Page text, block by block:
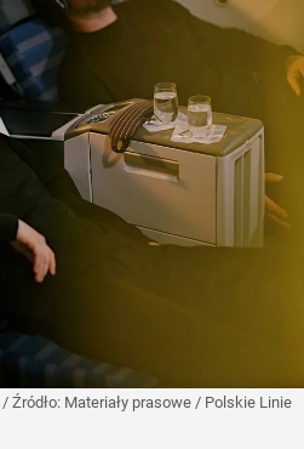
/ Źródło: Materiały prasowe / Polskie Linie